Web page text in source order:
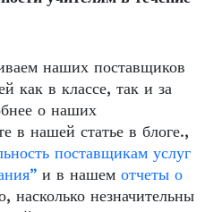
наших поставщиков
как в классе, так и за
о наших
в нашей статье в блоге.,
поставщикам услуг
и в нашем отчеты о
насколько незначительны